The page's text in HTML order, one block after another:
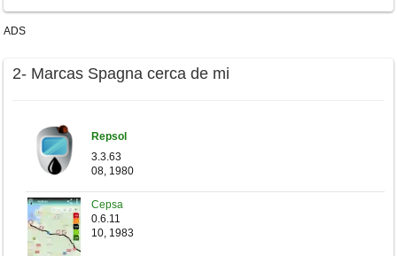
Gnc Gasolina
ADS
2- Marcas Spagna cerca de mi
Repsol
3.3.63
08, 1980
Cepsa
0.6.11
10, 1983